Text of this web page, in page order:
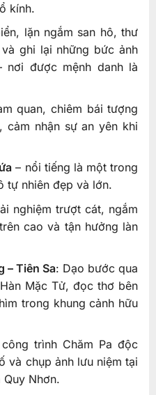
kính.
lặn ngắm san hô, thư
ghi lại những bức ảnh
nơi được mệnh danh là
quan, chiêm bái tượng
cảm nhận sự an yên khi
– nổi tiếng là một trong
tự nhiên đẹp và lớn.
nghiệm trượt cát, ngắm
cao và tận hưởng làn
– Tiên Sa: Dạo bước qua
Mặc Tử, đọc thơ bên
trong khung cảnh hữu
trình Chăm Pa độc
và chụp ảnh lưu niệm tại
Nhơn.